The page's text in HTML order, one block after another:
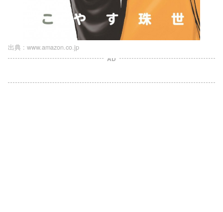
出典 : www.amazon.co.jp
AD